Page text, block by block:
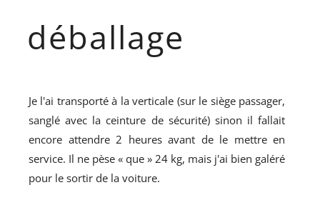
déballage
Je l'ai transporté à la verticale (sur le siège passager,
sanglé avec la ceinture de sécurité) sinon il fallait
encore attendre 2 heures avant de le mettre en
service. Il ne pèse « que » 24 kg, mais j'ai bien galéré
pour le sortir de la voiture.